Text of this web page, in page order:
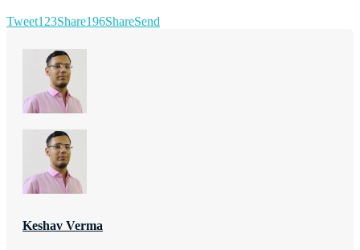
Tweet123Share196ShareSend
Keshav Verma